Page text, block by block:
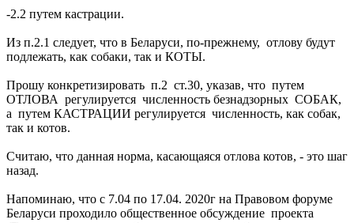
-2.2 путем кастрации.
Из п.2.1 следует, что в Беларуси, по-прежнему, отлову будут
подлежать, как собаки, так и КОТЫ.
Прошу конкретизировать п.2 ст.30, указав, что путем
ОТЛОВА регулируется численность безнадзорных СОБАК,
а путем КАСТРАЦИИ регулируется численность, как собак,
так и котов.
Считаю, что данная норма, касающаяся отлова котов, - это шаг
назад.
Напоминаю, что с 7.04 по 17.04. 2020г на Правовом форуме
Беларуси проходило общественное обсуждение проекта